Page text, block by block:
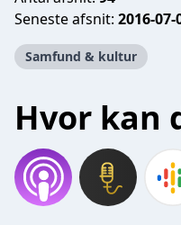
Seneste afsnit: 2016-07-
Samfund & kultur
Hvor kan